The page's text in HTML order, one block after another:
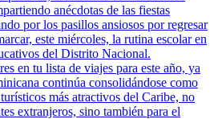
anécdotas de las fiestas
por los pasillos ansiosos por regresar
este miércoles, la rutina escolar en
del Distrito Nacional.
en tu lista de viajes para este año, ya
continúa consolidándose como
más atractivos del Caribe, no
extranjeros, sino también para el